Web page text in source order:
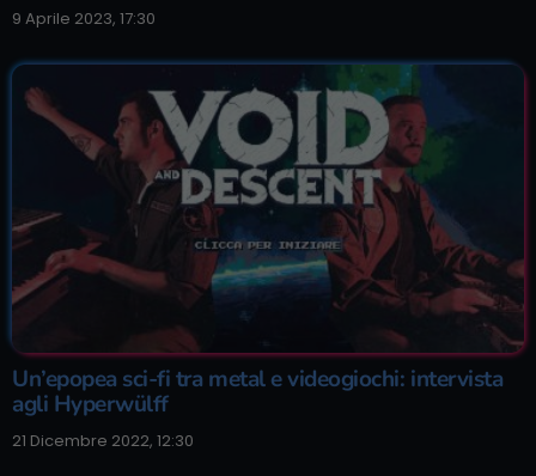
9 Aprile 2023, 17:30
Un’epopea sci-fi tra metal e videogiochi: intervista
agli Hyperwülff
21 Dicembre 2022, 12:30